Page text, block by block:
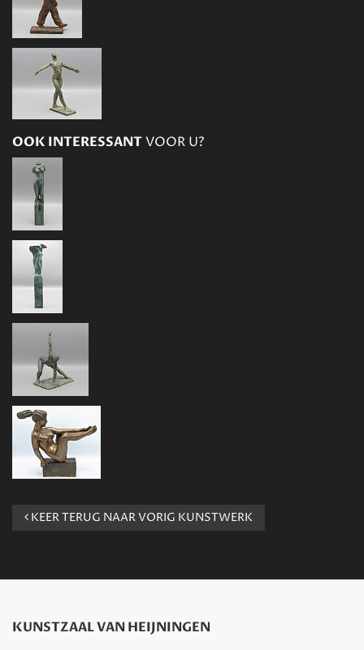
OOK INTERESSANTVOOR U?
KEER TERUG NAAR VORIG KUNSTWERK
KUNSTZAAL VAN HEIJNINGEN